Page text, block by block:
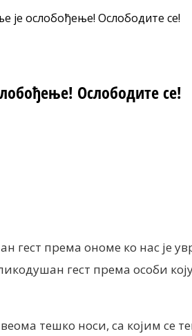
је ослобођење! Ослободите се!
Ослободите се!
гест према ономе ко нас је
гест према особи
тешко носи, са којим